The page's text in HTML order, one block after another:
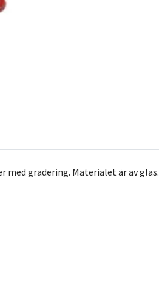
gradering. Materialet är av glas.